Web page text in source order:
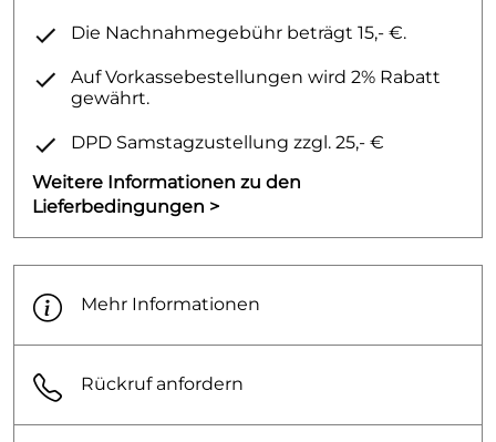
Die Nachnahmegebühr beträgt 15,- €.
Auf Vorkassebestellungen wird 2% Rabatt
gewährt.
DPD Samstagzustellung zzgl. 25,- €
Weitere Informationen zu den
Lieferbedingungen >
Mehr Informationen
Rückruf anfordern